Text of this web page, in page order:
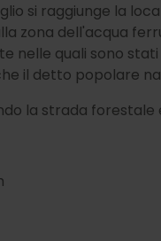
si raggiunge la
zona dell'acqua
nelle quali sono
il detto popolare
la strada